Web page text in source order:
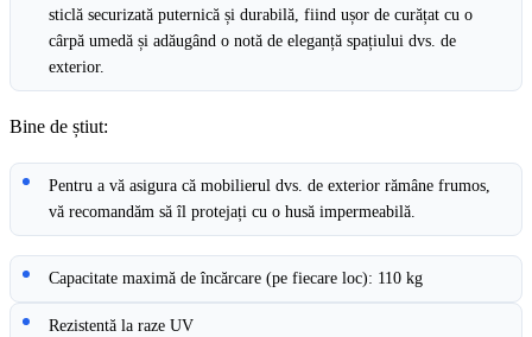
sticlă securizată puternică și durabilă, fiind ușor de curățat cu o
cârpă umedă și adăugând o notă de eleganță spațiului dvs. de
exterior.
Bine de știut:
Pentru a vă asigura că mobilierul dvs. de exterior rămâne frumos,
vă recomandăm să îl protejați cu o husă impermeabilă.
Capacitate maximă de încărcare (pe fiecare loc): 110 kg
Rezistentă la raze UV